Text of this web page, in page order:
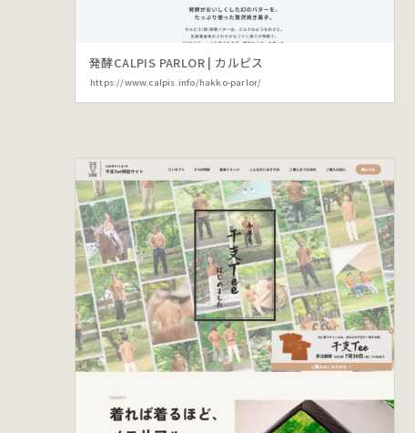
発酵CALPIS PARLOR | カルピス
https://www.calpis.info/hakko-parlor/